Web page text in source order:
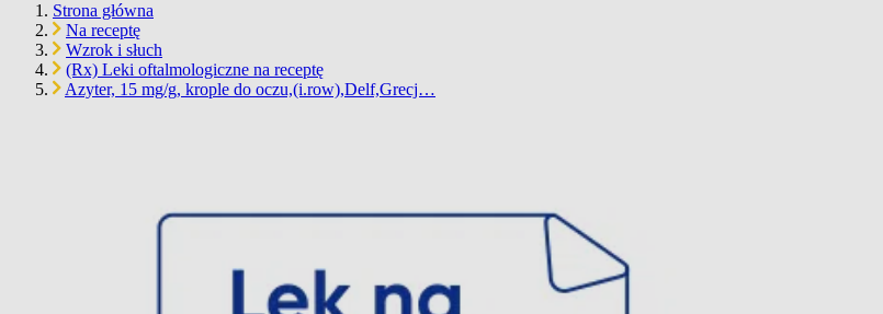
Strona główna
Na receptę
Wzrok i słuch
(Rx) Leki oftalmologiczne na receptę
Azyter, 15 mg/g, krople do oczu,(i.row),Delf,Grecj…